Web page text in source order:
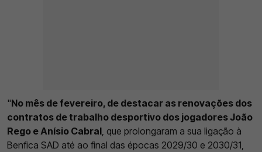
"No mês de fevereiro, de destacar as renovações dos
contratos de trabalho desportivo dos jogadores João
Rego e Anísio Cabral, que prolongaram a sua ligação à
Benfica SAD até ao final das épocas 2029/30 e 2030/31,